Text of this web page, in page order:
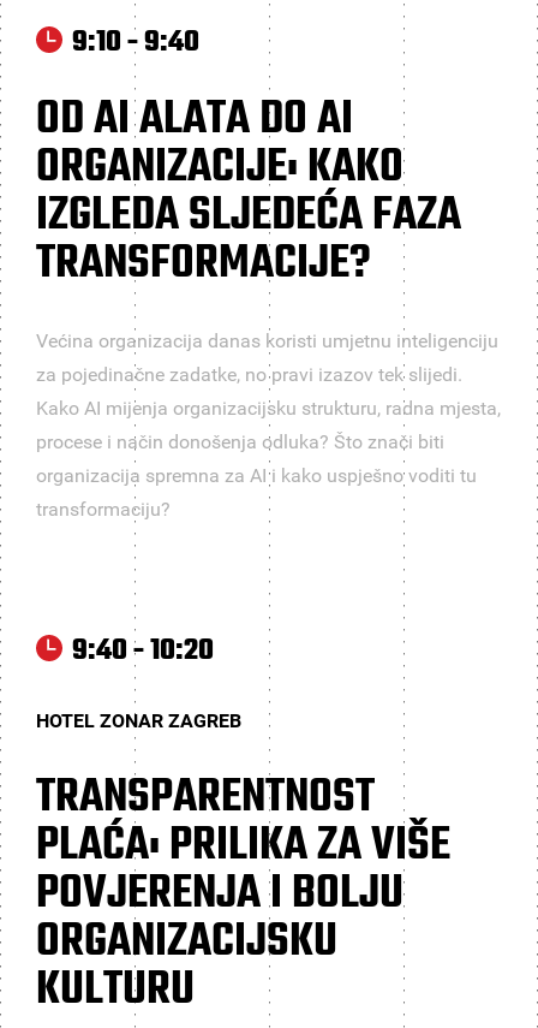
9:10 - 9:40
OD AI ALATA DO AI
ORGANIZACIJE: KAKO
IZGLEDA SLJEDEĆA FAZA
TRANSFORMACIJE?
Većina organizacija danas koristi umjetnu inteligenciju
za pojedinačne zadatke, no pravi izazov tek slijedi.
Kako AI mijenja organizacijsku strukturu, radna mjesta,
procese i način donošenja odluka? Što znači biti
organizacija spremna za AI i kako uspješno voditi tu
transformaciju?
9:40 - 10:20
HOTEL ZONAR ZAGREB
TRANSPARENTNOST
PLAĆA: PRILIKA ZA VIŠE
POVJERENJA I BOLJU
ORGANIZACIJSKU
KULTURU